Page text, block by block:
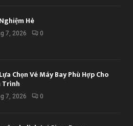
Hè
7, 2026 0
Chọn Vé Máy Bay Phù Hợp Cho
Trình
7, 2026 0